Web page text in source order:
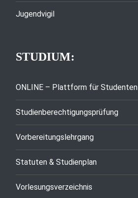
Jugendvigil
STUDIUM:
ONLINE – Plattform für Studenten
Studienberechtigungsprüfung
Vorbereitungslehrgang
Statuten & Studienplan
Vorlesungsverzeichnis